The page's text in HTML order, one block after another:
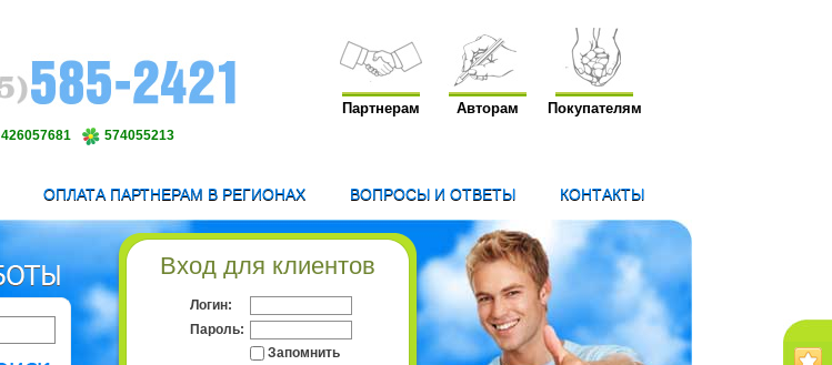
426057681 574055213
Партнерам Авторам Покупателям
ОПЛАТА ПАРТНЕРАМ В РЕГИОНАХ ВОПРОСЫ И ОТВЕТЫ КОНТАКТЫ
Вход для клиентов
Логин:
Пароль:
Запомнить